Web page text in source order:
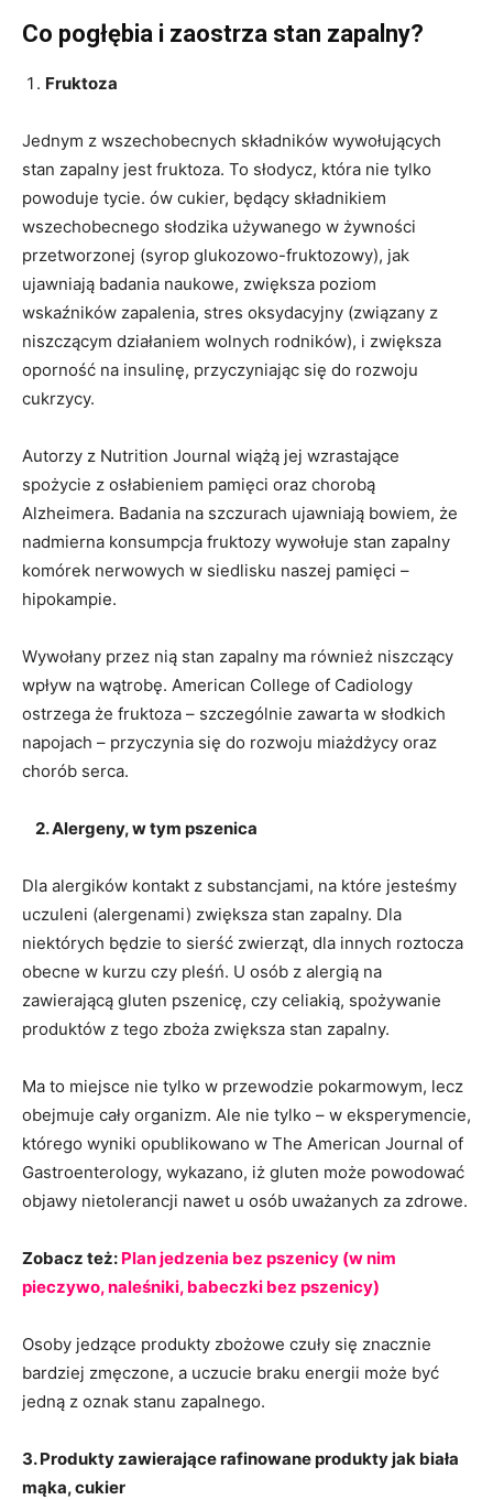
Co pogłębia i zaostrza stan zapalny?
Fruktoza
Jednym z wszechobecnych składników wywołujących
stan zapalny jest fruktoza. To słodycz, która nie tylko
powoduje tycie. ów cukier, będący składnikiem
wszechobecnego słodzika używanego w żywności
przetworzonej (syrop glukozowo-fruktozowy), jak
ujawniają badania naukowe, zwiększa poziom
wskaźników zapalenia, stres oksydacyjny (związany z
niszczącym działaniem wolnych rodników), i zwiększa
oporność na insulinę, przyczyniając się do rozwoju
cukrzycy.
Autorzy z Nutrition Journal wiążą jej wzrastające
spożycie z osłabieniem pamięci oraz chorobą
Alzheimera. Badania na szczurach ujawniają bowiem, że
nadmierna konsumpcja fruktozy wywołuje stan zapalny
komórek nerwowych w siedlisku naszej pamięci –
hipokampie.
Wywołany przez nią stan zapalny ma również niszczący
wpływ na wątrobę. American College of Cadiology
ostrzega że fruktoza – szczególnie zawarta w słodkich
napojach – przyczynia się do rozwoju miażdżycy oraz
chorób serca.
2. Alergeny, w tym pszenica
Dla alergików kontakt z substancjami, na które jesteśmy
uczuleni (alergenami) zwiększa stan zapalny. Dla
niektórych będzie to sierść zwierząt, dla innych roztocza
obecne w kurzu czy pleśń. U osób z alergią na
zawierającą gluten pszenicę, czy celiakią, spożywanie
produktów z tego zboża zwiększa stan zapalny.
Ma to miejsce nie tylko w przewodzie pokarmowym, lecz
obejmuje cały organizm. Ale nie tylko – w eksperymencie,
którego wyniki opublikowano w The American Journal of
Gastroenterology, wykazano, iż gluten może powodować
objawy nietolerancji nawet u osób uważanych za zdrowe.
Zobacz też: Plan jedzenia bez pszenicy (w nim
pieczywo, naleśniki, babeczki bez pszenicy)
Osoby jedzące produkty zbożowe czuły się znacznie
bardziej zmęczone, a uczucie braku energii może być
jedną z oznak stanu zapalnego.
3. Produkty zawierające rafinowane produkty jak biała
mąka, cukier